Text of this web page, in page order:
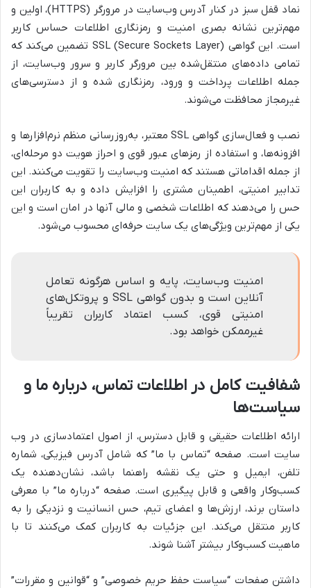
نماد قفل سبز در کنار آدرس وب‌سایت در مرورگر (HTTPS)، اولین و
مهم‌ترین نشانه بصری امنیت و رمزنگاری اطلاعات حساس کاربر
است. این گواهی SSL (Secure Sockets Layer) تضمین می‌کند که
تمامی داده‌های منتقل‌شده بین مرورگر کاربر و سرور وب‌سایت، از
جمله اطلاعات پرداخت و ورود، رمزنگاری شده و از دسترسی‌های
غیرمجاز محافظت می‌شوند.
نصب و فعال‌سازی گواهی SSL معتبر، به‌روزرسانی منظم نرم‌افزارها و
افزونه‌ها، و استفاده از رمزهای عبور قوی و احراز هویت دو مرحله‌ای،
از جمله اقداماتی هستند که امنیت وب‌سایت را تقویت می‌کنند. این
تدابیر امنیتی، اطمینان مشتری را افزایش داده و به کاربران این
حس را می‌دهند که اطلاعات شخصی و مالی آنها در امان است و این
یکی از مهم‌ترین ویژگی‌های یک سایت حرفه‌ای محسوب می‌شود.
امنیت وب‌سایت، پایه و اساس هرگونه تعامل
آنلاین است و بدون گواهی SSL و پروتکل‌های
امنیتی قوی، کسب اعتماد کاربران تقریباً
غیرممکن خواهد بود.
شفافیت کامل در اطلاعات تماس، درباره ما و
سیاست‌ها
ارائه اطلاعات حقیقی و قابل دسترس، از اصول اعتمادسازی در وب
سایت است. صفحه “تماس با ما” که شامل آدرس فیزیکی، شماره
تلفن، ایمیل و حتی یک نقشه راهنما باشد، نشان‌دهنده یک
کسب‌وکار واقعی و قابل پیگیری است. صفحه “درباره ما” با معرفی
داستان برند، ارزش‌ها و اعضای تیم، حس انسانیت و نزدیکی را به
کاربر منتقل می‌کند. این جزئیات به کاربران کمک می‌کنند تا با
ماهیت کسب‌وکار بیشتر آشنا شوند.
داشتن صفحات “سیاست حفظ حریم خصوصی” و “قوانین و مقررات”